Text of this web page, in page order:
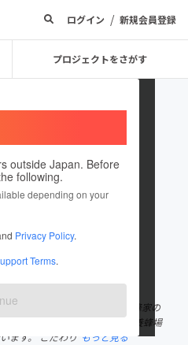
ログイン / 新規会員登録
プロジェクトをさがす
outside Japan. Before
following.
depending on your
Privacy Policy.
Terms.
ジェクトを投稿しています
養蜂家の娘として生まれ、養蜂家の
作り続けて1世紀。 現在は荒巻養蜂場
ます。 こだわり もっと見る